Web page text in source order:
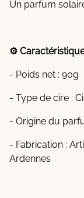
Un parfum
⚙️
- Poids net : 90g
- Type de cire :
- Origine du
- Fabrication :
Ardennes